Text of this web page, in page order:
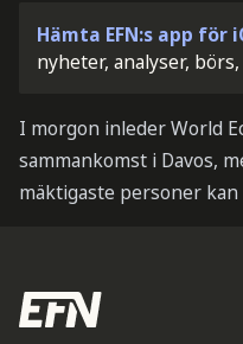
Hämta EFN:s app för
nyheter, analyser,
I morgon inleder World
sammankomst i Davos,
mäktigaste personer kan